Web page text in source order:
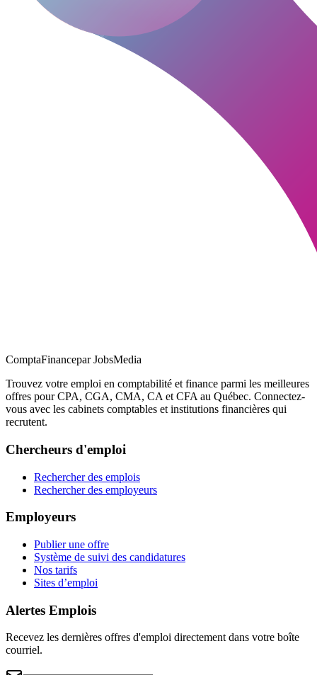
ComptaFinancepar JobsMedia
Trouvez votre emploi en comptabilité et finance parmi les meilleures
offres pour CPA, CGA, CMA, CA et CFA au Québec. Connectez-
vous avec les cabinets comptables et institutions financières qui
recrutent.
Chercheurs d'emploi
Rechercher des emplois
Rechercher des employeurs
Employeurs
Publier une offre
Système de suivi des candidatures
Nos tarifs
Sites d’emploi
Alertes Emplois
Recevez les dernières offres d'emploi directement dans votre boîte
courriel.